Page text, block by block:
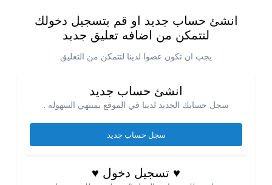
انشئ حساب جديد او قم بتسجيل دخولك
لتتمكن من اضافه تعليق جديد
يجب ان تكون عضوا لدينا لتتمكن من التعليق
انشئ حساب جديد
سجل حسابك الجديد لدينا في الموقع بمنتهي السهوله .
سجل حساب جديد
♥ تسجيل دخول ♥